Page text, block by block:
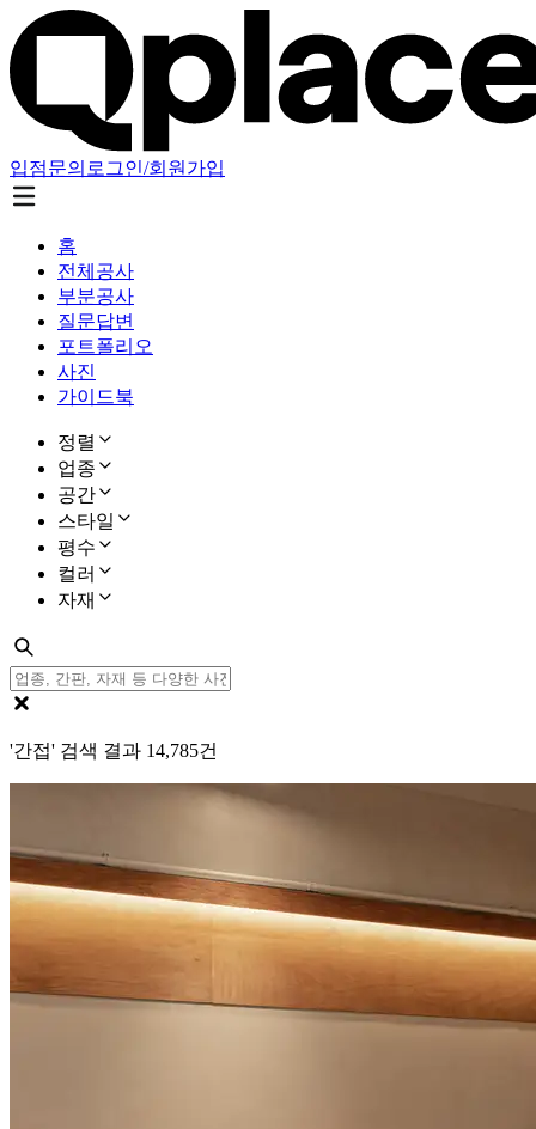
입점문의 로그인/회원가입
홈
전체공사
부분공사
질문답변
포트폴리오
사진
가이드북
정렬
업종
공간
스타일
평수
컬러
자재
'간접' 검색 결과 14,785건